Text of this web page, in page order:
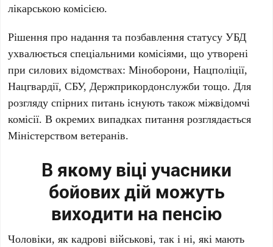
лікарською комісією.
Рішення про надання та позбавлення статусу УБД
ухвалюється спеціальними комісіями, що утворені
при силових відомствах: Міноборони, Нацполіції,
Нацгвардії, СБУ, Держприкордонслужби тощо. Для
розгляду спірних питань існують також міжвідомчі
комісії. В окремих випадках питання розглядається
Міністерством ветеранів.
В якому віці учасники
бойових дій можуть
виходити на пенсію
Чоловіки, як кадрові військові, так і ні, які мають